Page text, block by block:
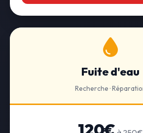
Fuite d'eau
Recherche ·